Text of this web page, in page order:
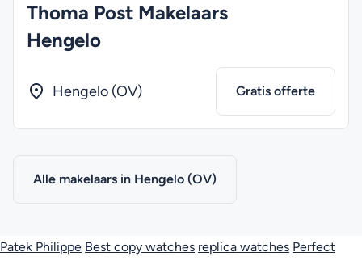
Thoma Post Makelaars
Hengelo
Hengelo (OV) Gratis offerte
Alle makelaars in Hengelo (OV)
Patek Philippe Best copy watches replica watches Perfect